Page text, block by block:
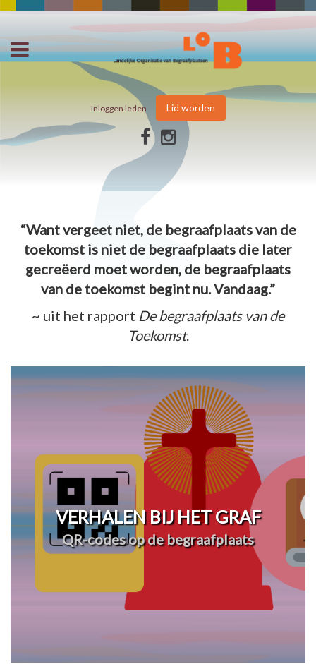
Inloggen leden Lid worden
“Want vergeet niet, de begraafplaats van de
toekomst is niet de begraafplaats die later
gecreëerd moet worden, de begraafplaats
van de toekomst begint nu. Vandaag.”
~ uit het rapport De begraafplaats van de
Toekomst.
VERHALEN BIJ HET GRAF
QR-codes op de begraafplaats